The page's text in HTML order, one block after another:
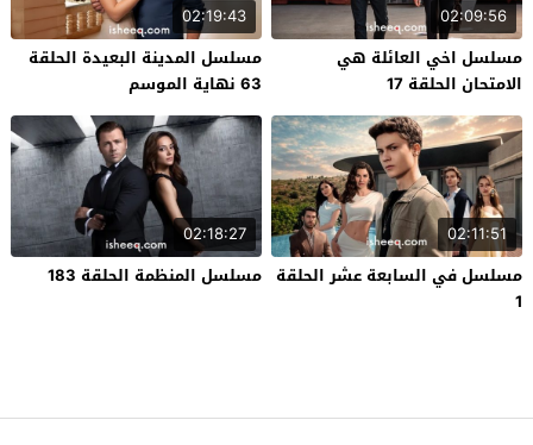
02:09:56
مسلسل اخي العائلة هي
الامتحان الحلقة 17
02:19:43
مسلسل المدينة البعيدة الحلقة
63 نهاية الموسم
02:11:51
مسلسل في السابعة عشر الحلقة
1
02:18:27
مسلسل المنظمة الحلقة 183